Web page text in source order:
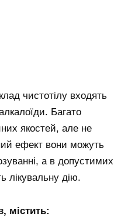
чистотілу входять
Багато
якостей, але не
ефект вони можуть
а в допустимих
лікувальну дію.
містить: